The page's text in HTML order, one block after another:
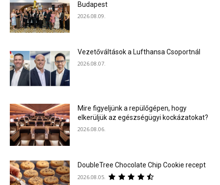
Budapest
2026.08.09.
Vezetőváltások a Lufthansa Csoportnál
2026.08.07.
Mire figyeljünk a repülőgépen, hogy
elkerüljük az egészségügyi kockázatokat?
2026.08.06.
DoubleTree Chocolate Chip Cookie recept
2026.08.05.